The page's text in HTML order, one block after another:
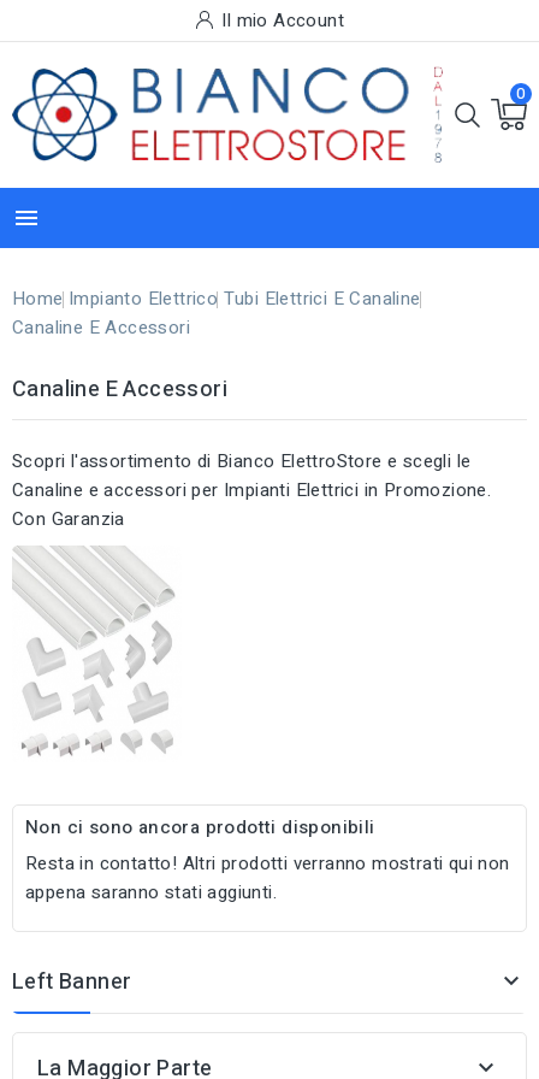
Il mio Account
0

Home Impianto Elettrico Tubi Elettrici E Canaline
Canaline E Accessori
Canaline E Accessori
Scopri l'assortimento di Bianco ElettroStore e scegli le
Canaline e accessori per Impianti Elettrici in Promozione.
Con Garanzia
Non ci sono ancora prodotti disponibili
Resta in contatto! Altri prodotti verranno mostrati qui non
appena saranno stati aggiunti.
Left Banner 
La Maggior Parte 